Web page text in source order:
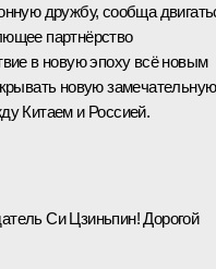
дружбу, сообща
партнёрство
в новую эпоху всё новым
новую замечательную
Китаем и Россией.
Си Цзиньпин! Дорогой